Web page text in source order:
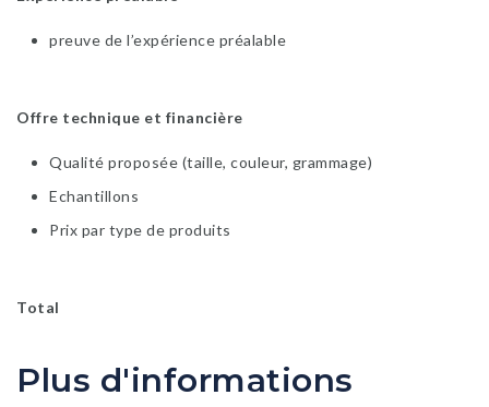
preuve de l’expérience préalable
Offre technique et financière
Qualité proposée (taille, couleur, grammage)
Echantillons
Prix par type de produits
Total
Plus d'informations